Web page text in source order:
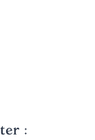
: